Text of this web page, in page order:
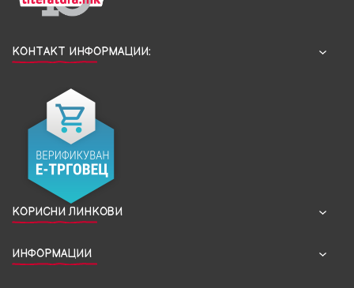
КОНТАКТ ИНФОРМАЦИИ:
КОРИСНИ ЛИНКОВИ
ИНФОРМАЦИИ